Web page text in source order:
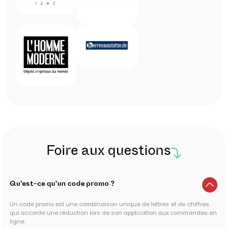
Foire aux questions
Qu'est-ce qu'un code promo ?
Un code promo est une combinaison unique de lettres et de chiffres
qui accorde une réduction lors de son application aux commandes en
ligne.